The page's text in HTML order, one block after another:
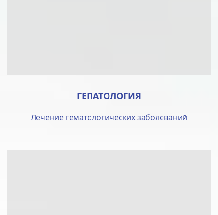
ГЕПАТОЛОГИЯ
Лечение гематологических заболеваний